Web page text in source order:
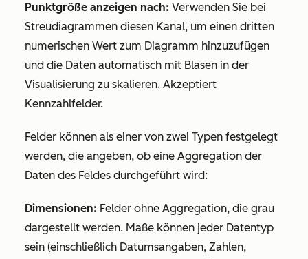
Punktgröße anzeigen nach: Verwenden Sie bei
Streudiagrammen diesen Kanal, um einen dritten
numerischen Wert zum Diagramm hinzuzufügen
und die Daten automatisch mit Blasen in der
Visualisierung zu skalieren. Akzeptiert
Kennzahlfelder.
Felder können als einer von zwei Typen festgelegt
werden, die angeben, ob eine Aggregation der
Daten des Feldes durchgeführt wird:
Dimensionen: Felder ohne Aggregation, die grau
dargestellt werden. Maße können jeder Datentyp
sein (einschließlich Datumsangaben, Zahlen,